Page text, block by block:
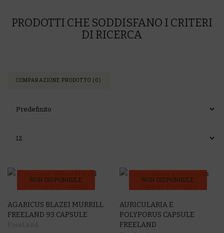
PRODOTTI CHE SODDISFANO I CRITERI
DI RICERCA
COMPARAZIONE PRODOTTO (0)
NON DISPONIBILE
AGARICUS BLAZEI MURRILL
FREELAND 93 CAPSULE
NON DISPONIBILE
AURICULARIA E
POLYPORUS CAPSULE
FREELAND